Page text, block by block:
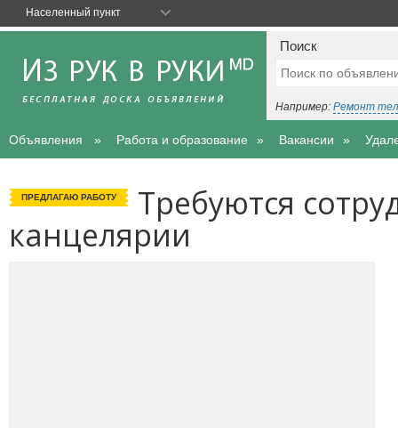
Поиск
Например: Ремонт
Объявления Работа и образование Вакансии
ПРЕДЛАГАЮ РАБОТУ Требуются
канцелярии
Населенный пункт